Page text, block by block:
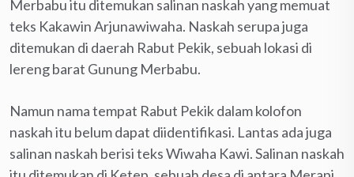
Merbabu itu ditemukan salinan naskah yang memuat
teks Kakawin Arjunawiwaha. Naskah serupa juga
ditemukan di daerah Rabut Pekik, sebuah lokasi di
lereng barat Gunung Merbabu.
Namun nama tempat Rabut Pekik dalam kolofon
naskah itu belum dapat diidentifikasi. Lantas ada juga
salinan naskah berisi teks Wiwaha Kawi. Salinan naskah